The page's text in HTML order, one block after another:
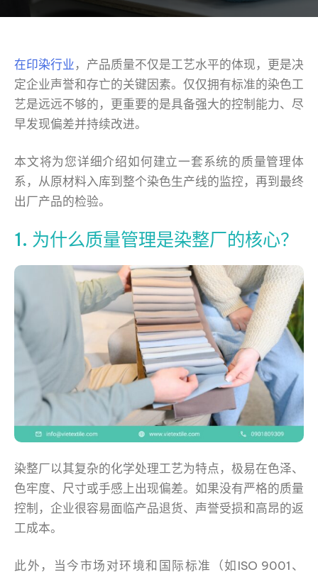
在印染行业，产品质量不仅是工艺水平的体现，更是决
定企业声誉和存亡的关键因素。仅仅拥有标准的染色工
艺是远远不够的，更重要的是具备强大的控制能力、尽
早发现偏差并持续改进。
本文将为您详细介绍如何建立一套系统的质量管理体
系，从原材料入库到整个染色生产线的监控，再到最终
出厂产品的检验。
1. 为什么质量管理是染整厂的核心？
染整厂以其复杂的化学处理工艺为特点，极易在色泽、
色牢度、尺寸或手感上出现偏差。如果没有严格的质量
控制，企业很容易面临产品退货、声誉受损和高昂的返
工成本。
此外，当今市场对环境和国际标准（如ISO 9001、